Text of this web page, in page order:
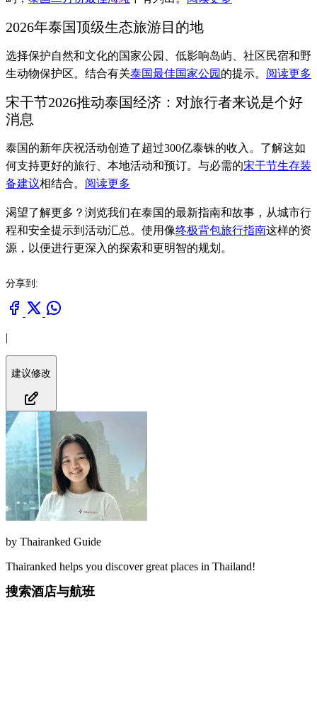
2026年泰国顶级生态旅游目的地
选择保护自然和文化的国家公园、低影响岛屿、社区民宿和野
生动物保护区。结合有关泰国最佳国家公园 的提示。 阅读更多
宋干节2026推动泰国经济：对旅行者来说是个好
消息
泰国的新年庆祝活动创造了超过300亿泰铢的收入。了解这如
何支持更好的旅行、本地活动和预订。与必需的宋干节生存装
备建议相结合。 阅读更多
渴望了解更多？浏览我们在泰国的最新指南和故事，从城市行
程和安全提示到活动汇总。使用像终极背包旅行指南这样的资
源，以便进行更深入的探索和更明智的规划。
分享到:
|
建议修改
by Thairanked Guide
Thairanked helps you discover great places in Thailand!
搜索酒店与航班